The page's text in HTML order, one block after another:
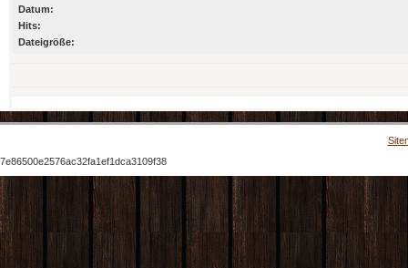
Datum:
Hits:
Dateigröße:
7e86500e2576ac32fa1ef1dca3109f38